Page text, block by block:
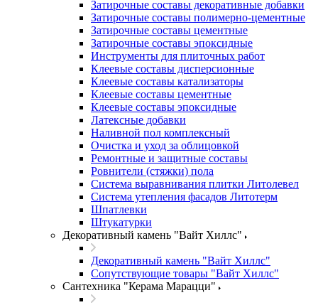
Затирочные составы декоративные добавки
Затирочные составы полимерно-цементные
Затирочные составы цементные
Затирочные составы эпоксидные
Инструменты для плиточных работ
Клеевые составы дисперсионные
Клеевые составы катализаторы
Клеевые составы цементные
Клеевые составы эпоксидные
Латексные добавки
Наливной пол комплексный
Очистка и уход за облицовкой
Ремонтные и защитные составы
Ровнители (стяжки) пола
Система выравнивания плитки Литолевел
Система утепления фасадов Литотерм
Шпатлевки
Штукатурки
Декоративный камень "Вайт Хиллс"
Декоративный камень "Вайт Хиллс"
Сопутствующие товары "Вайт Хиллс"
Сантехника "Керама Марацци"